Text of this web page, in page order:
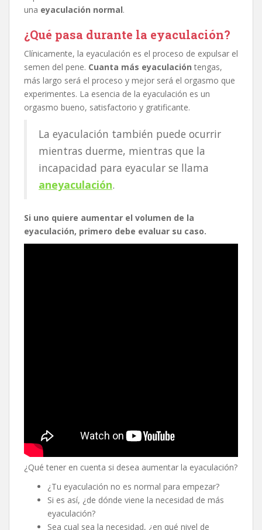
una eyaculación normal.
¿Qué pasa durante la eyaculación?
Clínicamente, la eyaculación es el proceso de expulsar el
semen del pene. Cuanta más eyaculación tengas,
más largo será el proceso y mejor será el orgasmo que
experimentes. La esencia de la eyaculación es un
orgasmo bueno, satisfactorio y gratificante.
La eyaculación también puede ocurrir
mientras duerme, mientras que la
incapacidad para eyacular se llama
aneyaculación.
Si uno quiere aumentar el volumen de la
eyaculación, primero debe evaluar su caso.
¿Qué tener en cuenta si desea aumentar la eyaculación?
¿Tu eyaculación no es normal para empezar?
Si es así, ¿de dónde viene la necesidad de más
eyaculación?
Sea cual sea la necesidad, ¿en qué nivel de